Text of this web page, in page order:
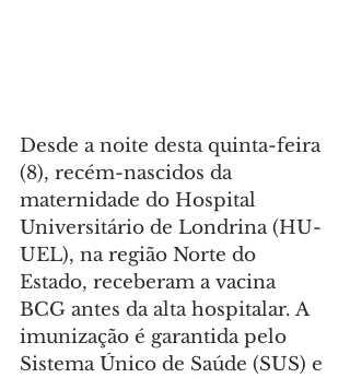
Desde a noite desta quinta-feira
(8), recém-nascidos da
maternidade do Hospital
Universitário de Londrina (HU-
UEL), na região Norte do
Estado, receberam a vacina
BCG antes da alta hospitalar. A
imunização é garantida pelo
Sistema Único de Saúde (SUS) e